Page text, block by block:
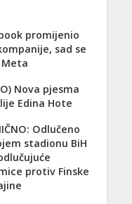
promijenio
sad se
Nova pjesma
Edina Hote
Odlučeno
stadionu BiH
protiv Finske